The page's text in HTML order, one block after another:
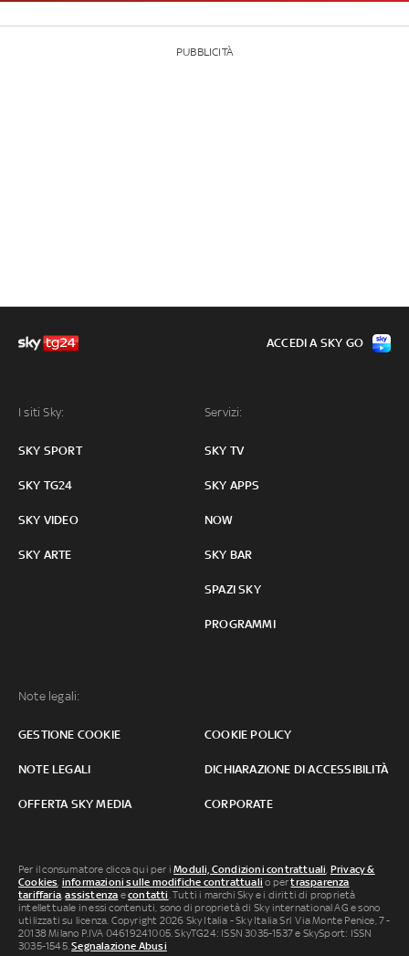
PUBBLICITÀ
I siti Sky:
SKY SPORT
SKY TG24
SKY VIDEO
SKY ARTE
Servizi:
SKY TV
SKY APPS
NOW
SKY BAR
SPAZI SKY
PROGRAMMI
Note legali:
GESTIONE COOKIE COOKIE POLICY
NOTE LEGALI DICHIARAZIONE DI ACCESSIBILITÀ
OFFERTA SKY MEDIA CORPORATE
ACCEDI A SKY GO
Per il consumatore clicca qui per iModuli, Condizioni contrattuali, Privacy &
Cookies, informazioni sulle modifiche contrattuali o pertrasparenza
tariffaria,assistenza econtatti. Tutti i marchi Sky e i diritti di proprietà
intellettuale in essi contenuti, sono di proprietà di Sky international AG e sono
utilizzati su licenza. Copyright 2026 Sky Italia - Sky Italia Srl Via Monte Penice, 7 -
20138 Milano P.IVA 04619241005. SkyTG24: ISSN 3035-1537 e SkySport: ISSN
3035-1545.Segnalazione Abusi